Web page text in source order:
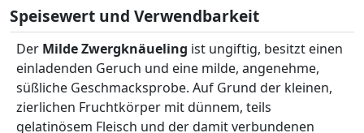
Speisewert und Verwendbarkeit
Der Milde Zwergknäueling ist ungiftig, besitzt einen
einladenden Geruch und eine milde, angenehme,
süßliche Geschmacksprobe. Auf Grund der kleinen,
zierlichen Fruchtkörper mit dünnem, teils
gelatinösem Fleisch und der damit verbundenen